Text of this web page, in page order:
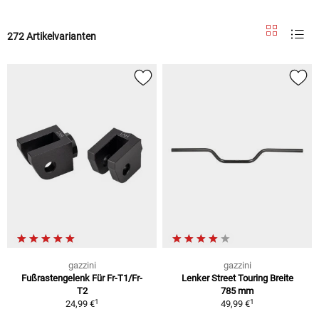
272 Artikelvarianten
gazzini
Fußrastengelenk Für Fr-T1/Fr-
T2
24,99 €1
gazzini
Lenker Street Touring Breite
785 mm
49,99 €1